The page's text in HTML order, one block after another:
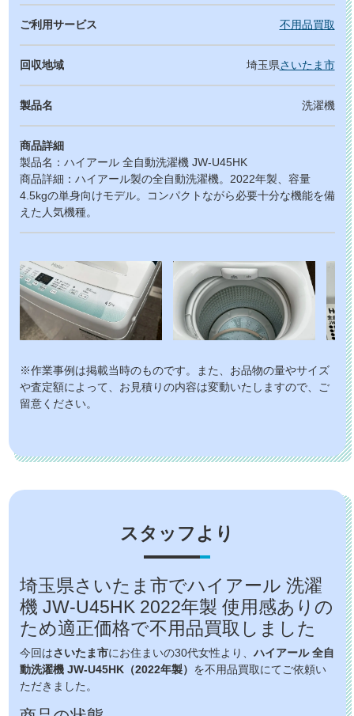
ご利用サービス 不用品買取
回収地域 埼玉県さいたま市
製品名 洗濯機
商品詳細
製品名：ハイアール 全自動洗濯機 JW-U45HK
商品詳細：ハイアール製の全自動洗濯機。2022年製、容量
4.5kgの単身向けモデル。コンパクトながら必要十分な機能を備
えた人気機種。
※作業事例は掲載当時のものです。また、お品物の量やサイズ
や査定額によって、お見積りの内容は変動いたしますので、ご
留意ください。
スタッフより
埼玉県さいたま市でハイアール 洗濯
機 JW-U45HK 2022年製 使用感ありの
ため適正価格で不用品買取しました
今回はさいたま市にお住まいの30代女性より、ハイアール 全自
動洗濯機 JW-U45HK（2022年製） を不用品買取にてご依頼い
ただきました。